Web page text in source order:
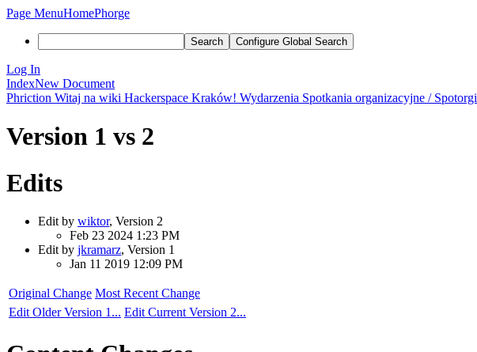
Page MenuHomePhorge
Search Configure Global Search
Log In
IndexNew Document
Phriction Witaj na wiki Hackerspace Kraków! Wydarzenia Spotkania organizacyjne / Spotorgi
Version 1 vs 2
Edits
Edit by wiktor, Version 2
Feb 23 2024 1:23 PM
Edit by jkramarz, Version 1
Jan 11 2019 12:09 PM
Original Change Most Recent Change
Edit Older Version 1... Edit Current Version 2...